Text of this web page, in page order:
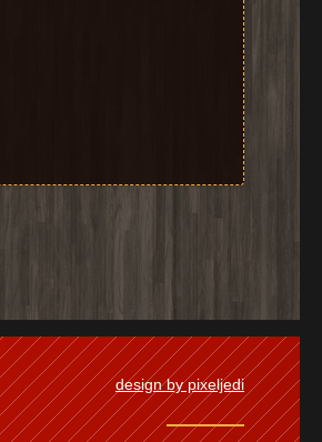
design by pixeljedi